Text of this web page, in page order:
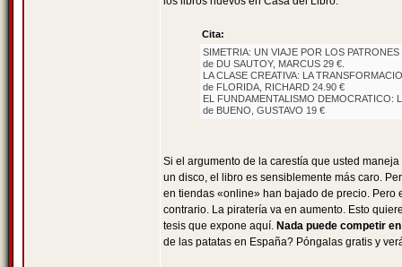
Cita:
SIMETRIA: UN VIAJE POR LOS PATRONES
de DU SAUTOY, MARCUS 29 €.
LA CLASE CREATIVA: LA
de FLORIDA, RICHARD 24.90 €
EL FUNDAMENTALISMO DEMOCRATICO:
de BUENO, GUSTAVO 19 €
Si el argumento de la carestía que usted
un disco, el libro es sensiblemente más caro.
en tiendas «online» han bajado de precio. Pero
contrario. La piratería va en aumento. Esto
tesis que expone aquí. Nada puede competir
de las patatas en España? Póngalas gratis y